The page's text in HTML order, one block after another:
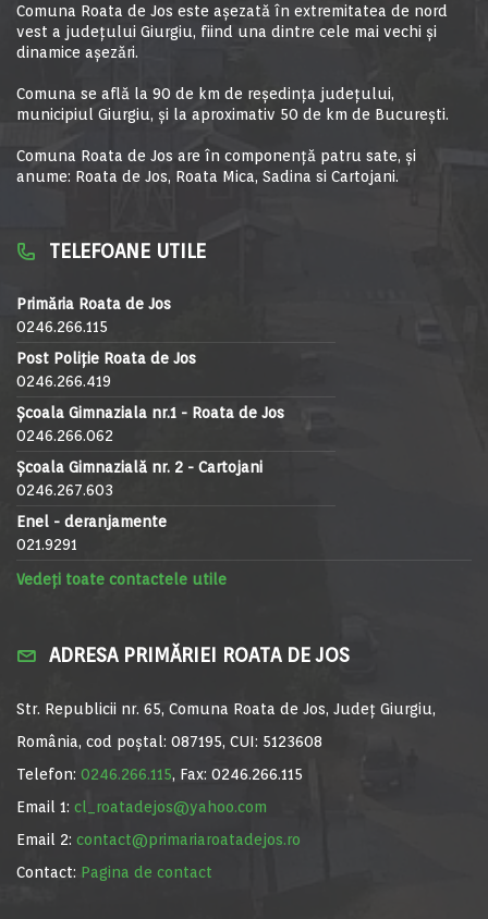
Comuna Roata de Jos este aşezată în extremitatea de nord
vest a judeţului Giurgiu, fiind una dintre cele mai vechi şi
dinamice aşezări.
Comuna se află la 90 de km de reşedinţa judeţului,
municipiul Giurgiu, şi la aproximativ 50 de km de Bucureşti.
Comuna Roata de Jos are în componență patru sate, și
anume: Roata de Jos, Roata Mica, Sadina si Cartojani.
TELEFOANE UTILE
Primăria Roata de Jos
0246.266.115
Post Poliție Roata de Jos
0246.266.419
Școala Gimnaziala nr.1 - Roata de Jos
0246.266.062
Școala Gimnazială nr. 2 - Cartojani
0246.267.603
Enel - deranjamente
021.9291
Vedeți toate contactele utile
ADRESA PRIMĂRIEI ROATA DE JOS
Str. Republicii nr. 65, Comuna Roata de Jos, Județ Giurgiu,
România, cod poștal: 087195, CUI: 5123608
Telefon: 0246.266.115, Fax: 0246.266.115
Email 1: cl_roatadejos@yahoo.com
Email 2: contact@primariaroatadejos.ro
Contact: Pagina de contact